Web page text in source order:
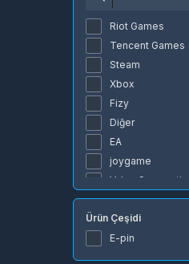
Riot Games
Tencent Games
Steam
Xbox
Fizy
Diğer
EA
joygame
Valve Corporation
JC Planet
VAHSETKO
ARCANEKO
BursaG
Ürün Çeşidi
E-pin